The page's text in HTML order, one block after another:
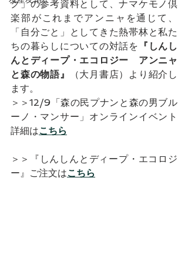
ク」の参考資料として、ナマケモノ倶
楽部がこれまでアンニャを通じて、
「自分ごと」としてきた熱帯林と私た
ちの暮らしについての対話を 『しんし
んとディープ・エコロジー　アンニャ
と森の物語』
（大月書店）より紹介し
ます。
＞＞12/9「森の民プナンと森の男ブル
ーノ・マンサー」オンラインイベント
詳細はこちら
＞＞『しんしんとディープ・エコロジ
ー』ご注文はこちら